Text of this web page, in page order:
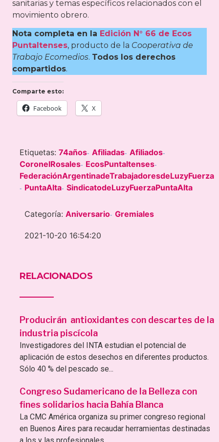
sanitarias y temas específicos relacionados con el
movimiento obrero.
Nota completa en la Edición N° 66 de Ecos
Puntaltenses, producto de la Cooperativa de
Trabajo Ecomedios. Todos los derechos
compartidos.
Comparte esto:
Facebook X
Etiquetas: 74años- Afiliadas- Afiliados-
CoronelRosales- EcosPuntaltenses-
FederaciónArgentinadeTrabajadoresdeLuzyFuerza
- PuntaAlta- SindicatodeLuzyFuerzaPuntaAlta
Categoría: Aniversario- Gremiales
2021-10-20 16:54:20
RELACIONADOS
Producirán antioxidantes con descartes de la
industria piscícola
Investigadores del INTA estudian el potencial de
aplicación de estos desechos en diferentes productos.
Sólo 40 % del pescado se...
Congreso Sudamericano de la Belleza con
fines solidarios hacia Bahía Blanca
La CMC América organiza su primer congreso regional
en Buenos Aires para recaudar herramientas destinadas